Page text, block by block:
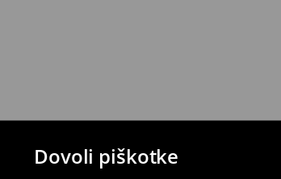
Dovoli piškotke